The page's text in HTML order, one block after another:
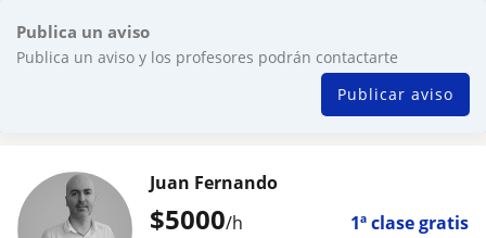
Publica un aviso
Publica un aviso y los profesores podrán contactarte
Publicar aviso
$5000/h 1ª clase gratis
Juan Fernando